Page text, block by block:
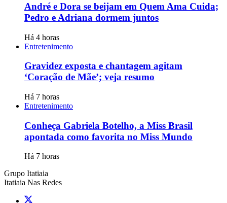
André e Dora se beijam em Quem Ama Cuida;
Pedro e Adriana dormem juntos
Há 4 horas
Entretenimento
Gravidez exposta e chantagem agitam
‘Coração de Mãe’; veja resumo
Há 7 horas
Entretenimento
Conheça Gabriela Botelho, a Miss Brasil
apontada como favorita no Miss Mundo
Há 7 horas
Grupo Itatiaia
Itatiaia Nas Redes